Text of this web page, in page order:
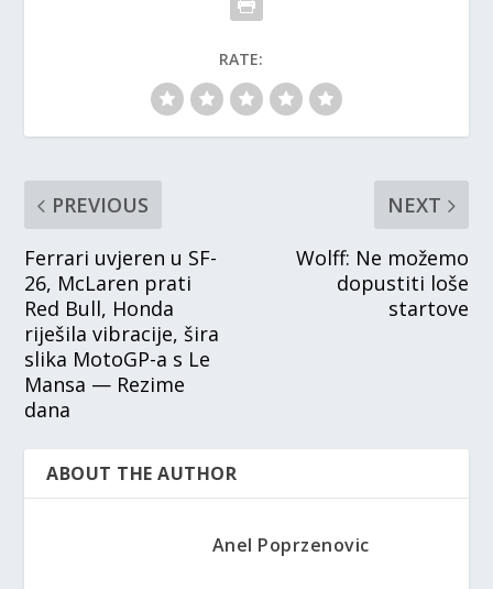
RATE:
PREVIOUS
Ferrari uvjeren u SF-
26, McLaren prati
Red Bull, Honda
riješila vibracije, šira
slika MotoGP-a s Le
Mansa — Rezime
dana
NEXT
Wolff: Ne možemo
dopustiti loše
startove
ABOUT THE AUTHOR
Anel Poprzenovic